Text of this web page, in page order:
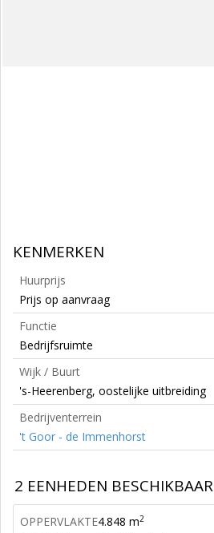
KENMERKEN
Huurprijs
Prijs op aanvraag
Functie
Bedrijfsruimte
Wijk / Buurt
's-Heerenberg, oostelijke uitbreiding
Bedrijventerrein
't Goor - de Immenhorst
2 EENHEDEN BESCHIKBAAR
OPPERVLAKTE4.848 m2